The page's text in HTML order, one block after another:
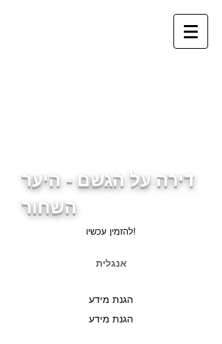
להזמין עכשיו!
דירה על הגשם - היער
השחור
אנגלית
הגנת מידע
הגנת מידע